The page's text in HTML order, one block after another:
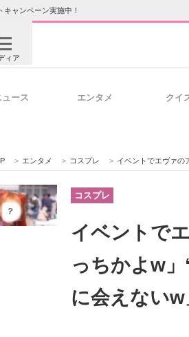
ャンペーン実施中！
ィア
ビジネスと働き方のヒント
企業向け
ュース エンタメ クイ
> エンタメ > コスプレ > イベントでエヴァのアス
コスプレ
イベントで
っちかよw
に会えないw